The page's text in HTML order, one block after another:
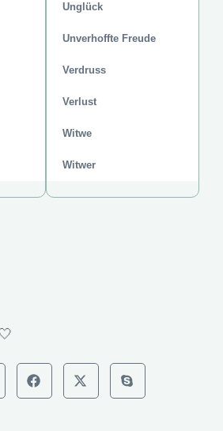
Unglück
Unverhoffte Freude
Verdruss
Verlust
Witwe
Witwer